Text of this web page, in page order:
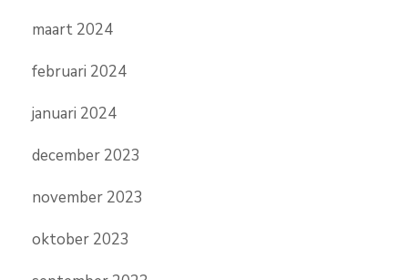
maart 2024
februari 2024
januari 2024
december 2023
november 2023
oktober 2023